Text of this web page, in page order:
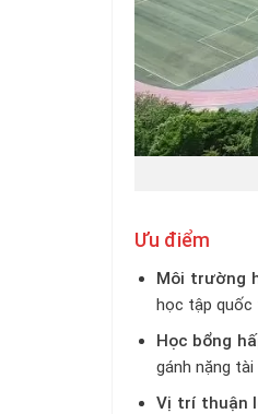
Ưu điểm
Môi trường
học tập quốc
Học bổng
gánh nặng
Vị trí thuận